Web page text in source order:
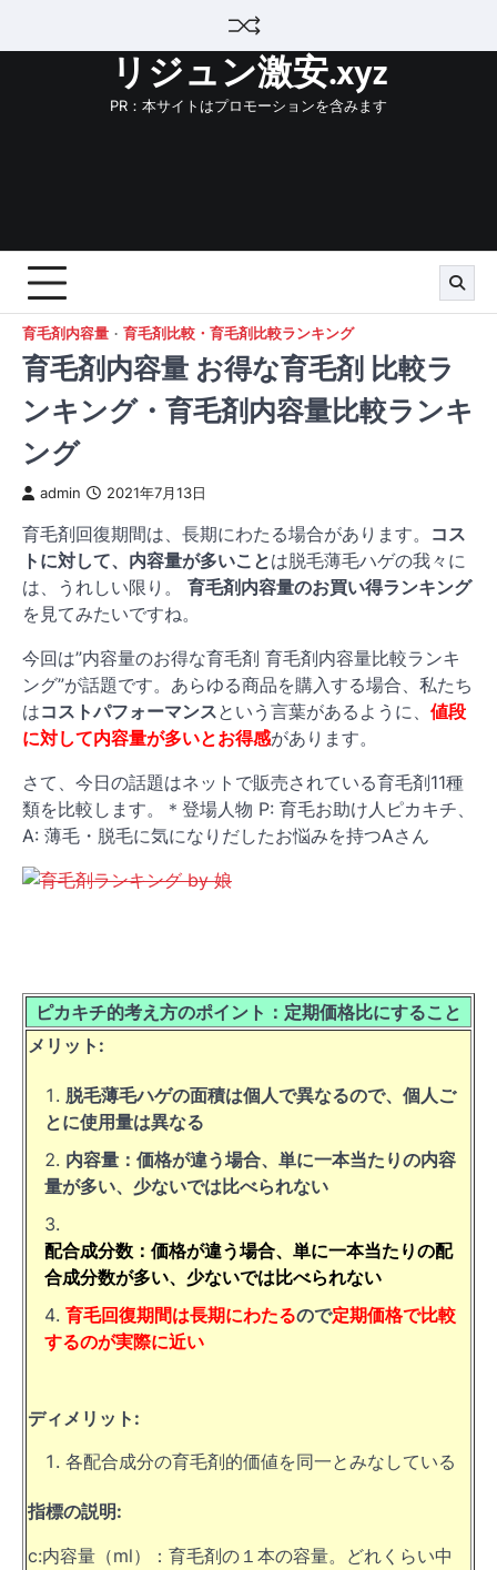
リジュン激安.xyz
PR：本サイトはプロモーションを含みます
育毛剤内容量 育毛剤比較・育毛剤比較ランキング
育毛剤内容量 お得な育毛剤 比較ラ
ンキング・育毛剤内容量比較ランキ
ング
admin 2021年7月13日
育毛剤回復期間は、長期にわたる場合があります。 コス
トに対して、内容量が多いことは脱毛薄毛ハゲの我々に
は、うれしい限り。 育毛剤内容量のお買い得ランキング
を見てみたいですね。
今回は”内容量のお得な育毛剤 育毛剤内容量比較ランキ
ング”が話題です。あらゆる商品を購入する場合、私たち
はコストパフォーマンスという言葉があるように、 値段
に対して内容量が多いとお得感があります。
さて、今日の話題はネットで販売されている育毛剤11種
類を比較します。＊登場人物 P: 育毛お助け人ピカキチ、
A: 薄毛・脱毛に気になりだしたお悩みを持つAさん
ピカキチ的考え方のポイント：定期価格比にすること
メリット:
脱毛薄毛ハゲの面積は個人で異なるので、個人ご
とに使用量は異なる
内容量：価格が違う場合、単に一本当たりの内容
量が多い、少ないでは比べられない
配合成分数：価格が違う場合、単に一本当たりの配
合成分数が多い、少ないでは比べられない
育毛回復期間は長期にわたるので定期価格で比較
するのが実際に近い
ディメリット:
各配合成分の育毛剤的価値を同一とみなしている
指標の説明:
c:内容量（ml）：育毛剤の１本の容量。どれくらい中